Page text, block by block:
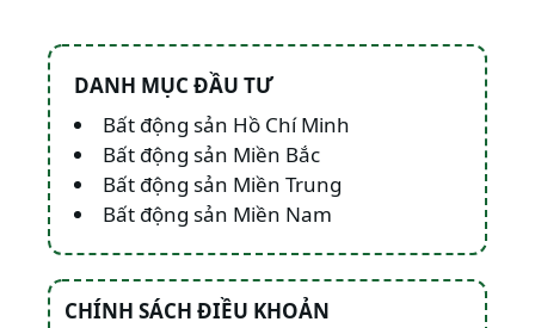
DANH MỤC ĐẦU TƯ
Bất động sản Hồ Chí Minh
Bất động sản Miền Bắc
Bất động sản Miền Trung
Bất động sản Miền Nam
CHÍNH SÁCH ĐIỀU KHOẢN